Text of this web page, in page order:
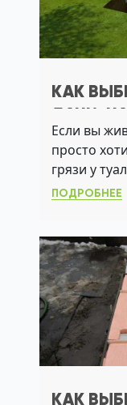
КАК
ДАЧИ:
БЕЗ
Если вы
просто
грязи у
ПОДРОБНЕЕ
КАК